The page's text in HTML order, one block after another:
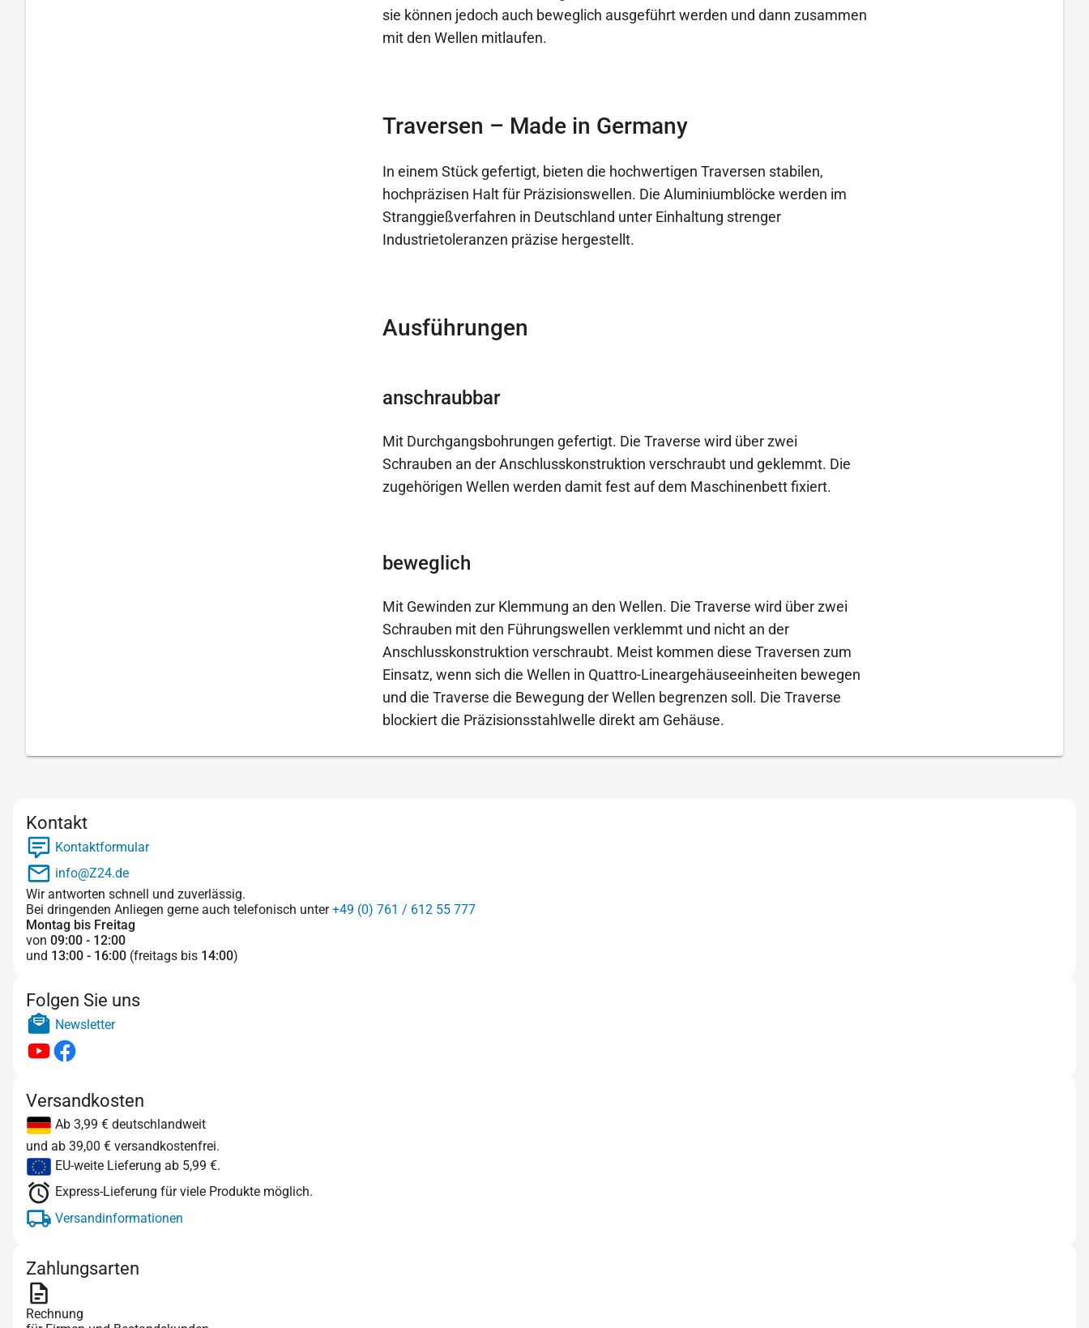
sie können jedoch auch beweglich ausgeführt werden und dann zusammen
mit den Wellen mitlaufen.
Traversen – Made in Germany
In einem Stück gefertigt, bieten die hochwertigen Traversen stabilen,
hochpräzisen Halt für Präzisionswellen. Die Aluminiumblöcke werden im
Stranggießverfahren in Deutschland unter Einhaltung strenger
Industrietoleranzen präzise hergestellt.
Ausführungen
anschraubbar
Mit Durchgangsbohrungen gefertigt. Die Traverse wird über zwei
Schrauben an der Anschlusskonstruktion verschraubt und geklemmt. Die
zugehörigen Wellen werden damit fest auf dem Maschinenbett fixiert.
beweglich
Mit Gewinden zur Klemmung an den Wellen. Die Traverse wird über zwei
Schrauben mit den Führungswellen verklemmt und nicht an der
Anschlusskonstruktion verschraubt. Meist kommen diese Traversen zum
Einsatz, wenn sich die Wellen in Quattro-Lineargehäuseeinheiten bewegen
und die Traverse die Bewegung der Wellen begrenzen soll. Die Traverse
blockiert die Präzisionsstahlwelle direkt am Gehäuse.
Kontakt
Kontaktformular
info@Z24.de
Wir antworten schnell und zuverlässig.
Bei dringenden Anliegen gerne auch telefonisch unter+49 (0) 761 / 612 55 777
Montag bis Freitag
von 09:00 - 12:00
und 13:00 - 16:00 (freitags bis 14:00)
Folgen Sie uns
Newsletter
Versandkosten
Ab 3,99 € deutschlandweit
und ab 39,00 € versandkostenfrei.
EU-weite Lieferung ab 5,99 €.
Express-Lieferung für viele Produkte möglich.
Versandinformationen
Zahlungsarten
Rechnung